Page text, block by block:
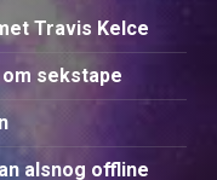
Travis Kelce
om sekstape
alsnog offline